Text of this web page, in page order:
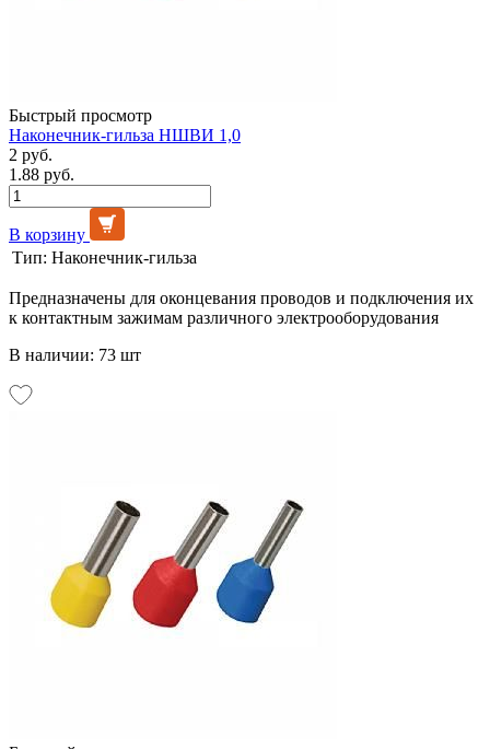
Быстрый просмотр
Наконечник-гильза НШВИ 1,0
2 руб.
1.88 руб.
В корзину
Тип: Наконечник-гильза
Предназначены для оконцевания проводов и подключения их
к контактным зажимам различного электрооборудования
В наличии: 73 шт